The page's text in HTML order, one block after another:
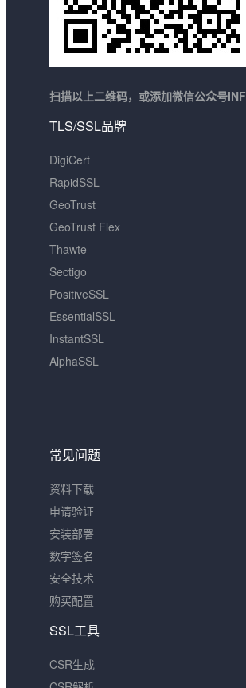
扫描以上二维码，或添加微信公众号
TLS/SSL品牌
DigiCert
RapidSSL
GeoTrust
GeoTrust Flex
Thawte
Sectigo
PositiveSSL
EssentialSSL
InstantSSL
AlphaSSL
常见问题
资料下载
申请验证
安装部署
数字签名
安全技术
购买配置
SSL工具
CSR生成